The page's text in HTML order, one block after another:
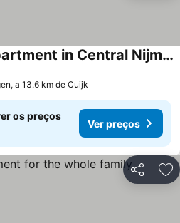
Cozy 2-Bedroom Apartment in Central Nijmegen
a 13.6 km de Cuijk
os preços
Ver preços
Partilhar